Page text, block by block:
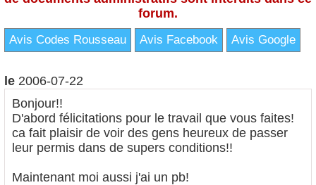
forum.
Avis Codes Rousseau Avis Facebook Avis Google
le 2006-07-22
Bonjour!!
D'abord félicitations pour le travail que vous faites!
ca fait plaisir de voir des gens heureux de passer
leur permis dans de supers conditions!!
Maintenant moi aussi j'ai un pb!